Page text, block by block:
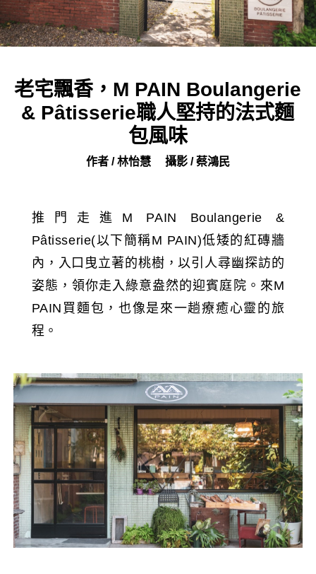
老宅飄香，M PAIN Boulangerie
& Pâtisserie職人堅持的法式麵
包風味
作者 / 林怡慧 攝影 / 蔡鴻民
推門走進M PAIN Boulangerie &
Pâtisserie(以下簡稱M PAIN)低矮的紅磚牆
內，入口曳立著的桃樹，以引人尋幽探訪的
姿態，領你走入綠意盎然的迎賓庭院。來M
PAIN買麵包，也像是來一趟療癒心靈的旅
程。